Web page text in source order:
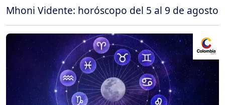
Mhoni Vidente: horóscopo del 5 al 9 de agosto